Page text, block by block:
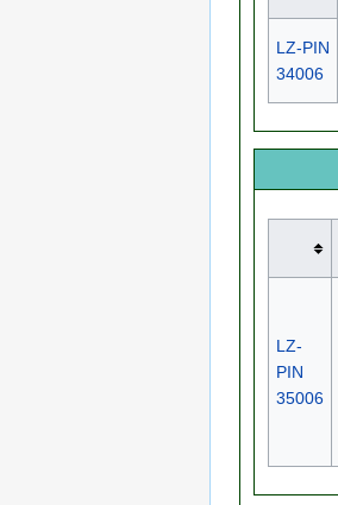
LZ-PIN
34006
LZ-
PIN
35006